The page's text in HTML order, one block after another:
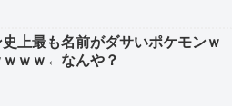
上最も名前がダサいポケモンｗ
ｗｗｗ←なんや？